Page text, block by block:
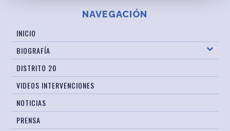
NAVEGACIÓN
INICIO
BIOGRAFÍA
DISTRITO 20
VIDEOS INTERVENCIONES
NOTICIAS
PRENSA